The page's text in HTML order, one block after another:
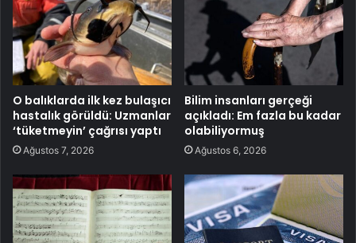
O balıklarda ilk kez bulaşıcı
hastalık görüldü: Uzmanlar
‘tüketmeyin’ çağrısı yaptı
Ağustos 7, 2026
Bilim insanları gerçeği
açıkladı: Em fazla bu kadar
olabiliyormuş
Ağustos 6, 2026